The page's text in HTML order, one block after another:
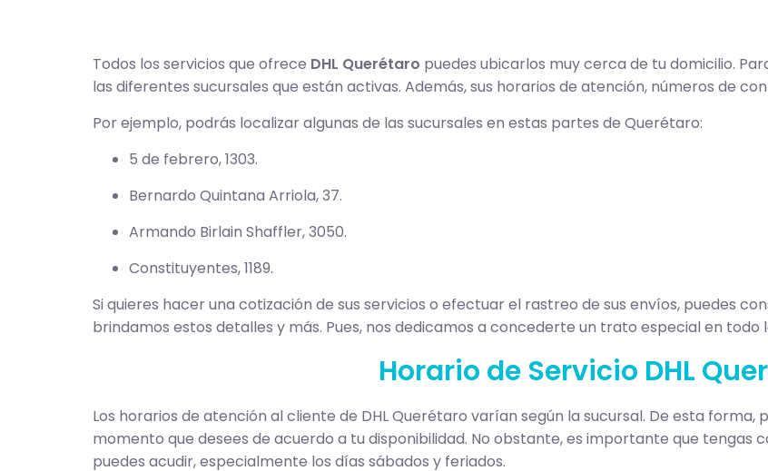
Todos los servicios que ofrece DHL Querétaro puedes ubicarlos muy cerca de tu domicilio.
las diferentes sucursales que están activas. Además, sus horarios de atención, números de
Por ejemplo, podrás localizar algunas de las sucursales en estas partes de Querétaro:
5 de febrero, 1303.
Bernardo Quintana Arriola, 37.
Armando Birlain Shaffler, 3050.
Constituyentes, 1189.
Si quieres hacer una cotización de sus servicios o efectuar el rastreo de sus envíos, puedes
brindamos estos detalles y más. Pues, nos dedicamos a concederte un trato especial en
Horario de Servicio DHL
Los horarios de atención al cliente de DHL Querétaro varían según la sucursal. De esta
momento que desees de acuerdo a tu disponibilidad. No obstante, es importante que tengas
puedes acudir, especialmente los días sábados y feriados.